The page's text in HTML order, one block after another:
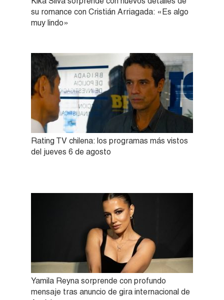
su romance con Cristián Arriagada: «Es algo
muy lindo»
Rating TV chilena: los programas más vistos
del jueves 6 de agosto
Yamila Reyna sorprende con profundo
mensaje tras anuncio de gira internacional de